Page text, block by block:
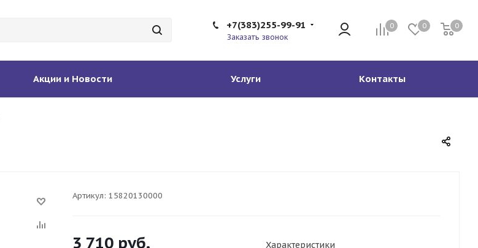
0 0 0
+7(383)255-99-91
Заказать звонок
Акции и Новости Услуги Контакты
Артикул: 15820130000
3 710 руб. Характеристики